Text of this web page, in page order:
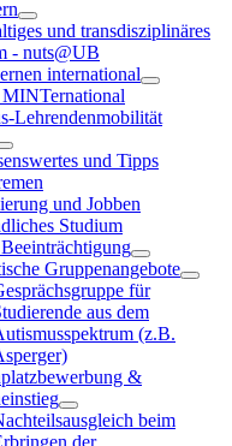
und transdisziplinäres
- nuts@UB
international
Lehrendenmobilität
und Tipps
und Jobben
Studium
Gruppenangebote
für
aus dem
(z.B.
&
beim
der